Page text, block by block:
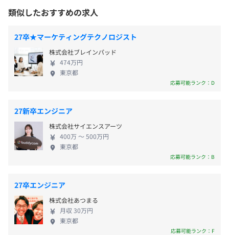
人で技術本などを熟読しながらプロジェクトに参画する上
■ 書籍購入支援制度
技術スキルや専門知識の習得に関する書籍代を会社が全額
負担する制度があります。
IPA情報処理技術者試験、Acquia Certificateなどの受験料
を会社で負担しています。
・PhpStorm完備
口より徒歩7分
・祝日
・有給休暇制度（入社半年後に10日間）夏休みなど長期
休暇可
・年末年始休暇（12／29～1／4までお休みです）
通勤交通費手当：実費精算
リモートワーク手当：5,000円（条件有）
業績賞与（10月）
モジュールやテーマなどのエコシステム、
Drupal.org による組織だった運営などから北米や欧
州で高く評価され、近年、日本国内でも注目されて
います。 エンジニア目線で見ても、Symfonyコンポ
ネントを下回りに採用しDIを多用したテスタブルな
設計がされていたり、複数Webサーバ / DBサーバは
もちろんCloudFrontなどのページキャッシュやS3な
っていたりと、とても楽しく安心して開発が進めら
れるプロダクトになっています。 ■エンタープライ
ズCMS デジタルサーカスは国内大手企業のお客さま
向けに Drupal をエンタープライズCMSとして導入す
るお手伝いをしています。 ・数万〜十数万件規模の
数サーバ間でのコンテンツ配信やワークフロー管
理・スケジューリング ・CloudFrontなどのページキ
ャッシュ, Redisなどのバックエンドキャッシュ ■ス
クラムを採用した開発体制 デジタルサーカスでは開
発手法としてスクラムを採用しています。プロジェク
類似したおすすめの求人
27卒★マーケティングテクノロジスト
株式会社ブレインパッド
474万円
東京都
応募可能ランク：D
27新卒エンジニア
株式会社サイエンスアーツ
400万 〜 500万円
東京都
応募可能ランク：B
27卒エンジニア
株式会社あつまる
月収 30万円
東京都
応募可能ランク：F